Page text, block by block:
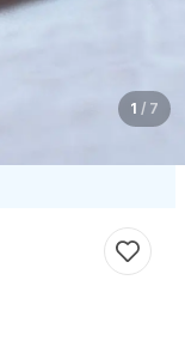
1 / 7
찜하기